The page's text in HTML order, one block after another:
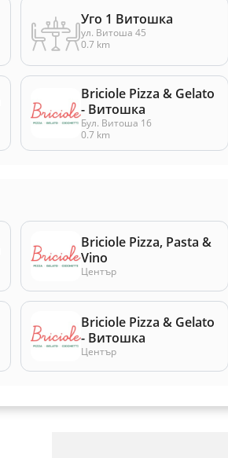
Уго 1 Витошка
ул. Витоша 45
0.7 km
Briciole Pizza & Gelato
- Витошка
Бул. Витоша 16
0.7 km
Briciole Pizza, Pasta &
Vino
Център
Briciole Pizza & Gelato
- Витошка
Център